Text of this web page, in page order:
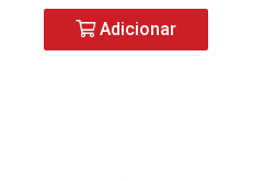
Adicionar